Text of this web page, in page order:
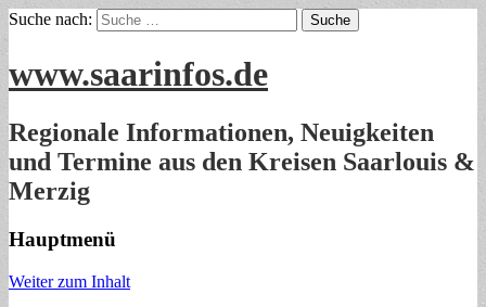
Suche nach:
www.saarinfos.de
Regionale Informationen, Neuigkeiten
und Termine aus den Kreisen Saarlouis &
Merzig
Hauptmenü
Weiter zum Inhalt